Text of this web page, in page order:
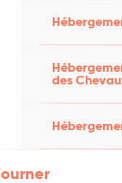
des